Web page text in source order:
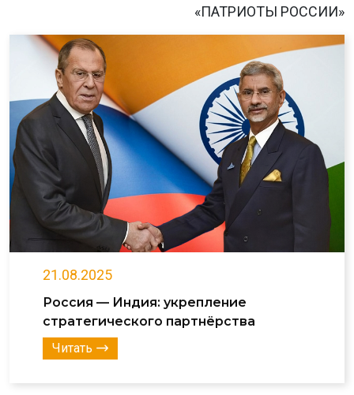
«ПАТРИОТЫ РОССИИ»
21.08.2025
Россия — Индия: укрепление
стратегического партнёрства
Читать